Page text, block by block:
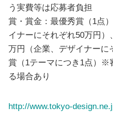
う実費等は応募者負担
賞・賞金：最優秀賞（1点
イナーにそれぞれ50万円
万円（企業、デザイナーに
賞（1テーマにつき1点）※
る場合あり
http://www.tokyo-